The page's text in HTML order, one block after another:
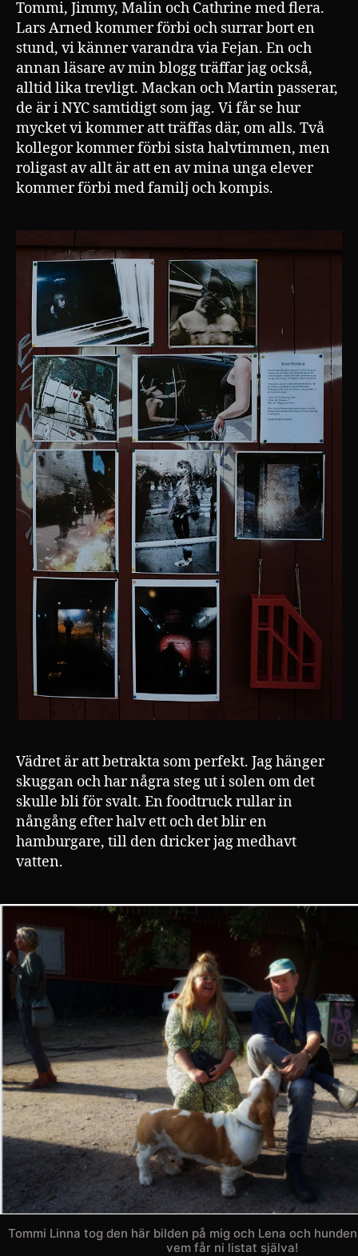
Tommi, Jimmy, Malin och Cathrine med flera.
Lars Arned kommer förbi och surrar bort en
stund, vi känner varandra via Fejan. En och
annan läsare av min blogg träffar jag också,
alltid lika trevligt. Mackan och Martin passerar,
de är i NYC samtidigt som jag. Vi får se hur
mycket vi kommer att träffas där, om alls. Två
kollegor kommer förbi sista halvtimmen, men
roligast av allt är att en av mina unga elever
kommer förbi med familj och kompis.
Vädret är att betrakta som perfekt. Jag hänger
skuggan och har några steg ut i solen om det
skulle bli för svalt. En foodtruck rullar in
nångång efter halv ett och det blir en
hamburgare, till den dricker jag medhavt
vatten.
Tommi Linna tog den här bilden på mig och Lena och
vem får ni listat själva!